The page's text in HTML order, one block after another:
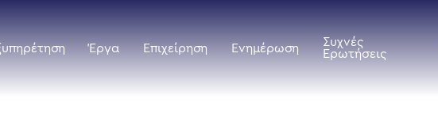
Έργα Επιχείρηση Ενημέρωση
Συχνές
Ερωτήσεις